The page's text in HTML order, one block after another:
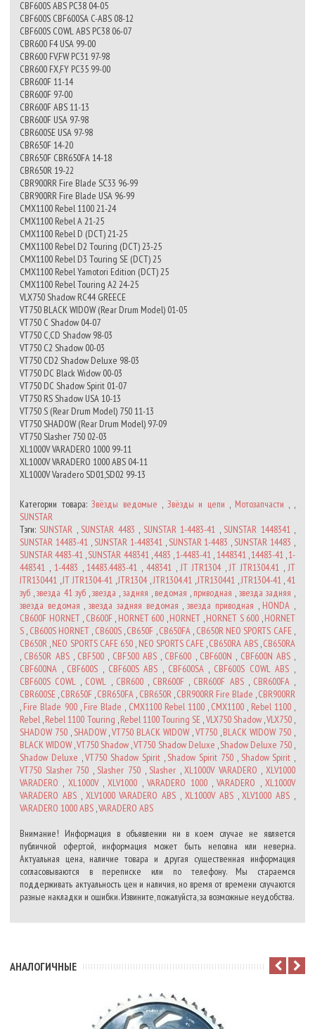
CBF600S ABS PC38 04-05
CBF600S CBF600SA C-ABS 08-12
CBF600S COWL ABS PC38 06-07
CBR600 F4 USA 99-00
CBR600 FV,FW PC31 97-98
CBR600 FX,FY PC35 99-00
CBR600F 11-14
CBR600F 97-00
CBR600F ABS 11-13
CBR600F USA 97-98
CBR600SE USA 97-98
CBR650F 14-20
CBR650F CBR650FA 14-18
CBR650R 19-22
CBR900RR Fire Blade SC33 96-99
CBR900RR Fire Blade USA 96-99
CMX1100 Rebel 1100 21-24
CMX1100 Rebel A 21-25
CMX1100 Rebel D (DCT) 21-25
CMX1100 Rebel D2 Touring (DCT) 23-25
CMX1100 Rebel D3 Touring SE (DCT) 25
CMX1100 Rebel Yamotori Edition (DCT) 25
CMX1100 Rebel Touring A2 24-25
VLX750 Shadow RC44 GREECE
VT750 BLACK WIDOW (Rear Drum Model) 01-05
VT750 C Shadow 04-07
VT750 C,CD Shadow 98-03
VT750 C2 Shadow 00-03
VT750 CD2 Shadow Deluxe 98-03
VT750 DC Black Widow 00-03
VT750 DC Shadow Spirit 01-07
VT750 RS Shadow USA 10-13
VT750 S (Rear Drum Model) 750 11-13
VT750 SHADOW (Rear Drum Model) 97-09
VT750 Slasher 750 02-03
XL1000V VARADERO 1000 99-11
XL1000V VARADERO 1000 ABS 04-11
XL1000V Varadero SD01,SD02 99-13
Категории товара:Звёзды ведомые , Звёзды и цепи , Мотозапчасти , ,
SUNSTAR
Тэги: SUNSTAR , SUNSTAR 4483 , SUNSTAR 1-4483-41 , SUNSTAR 1448341,
SUNSTAR 14483-41, SUNSTAR 1-448341, SUNSTAR 1-4483 , SUNSTAR 14483 ,
SUNSTAR 4483-41 ,SUNSTAR 448341,4483 ,1-4483-41 , 1448341,14483-41,1-
448341 , 1-4483 , 14483.4483-41 ,448341 ,JT JTR1304,JT JTR1304.41 ,JT
JTR130441 ,JT JTR1304-41 ,JTR1304,JTR1304.41,JTR130441 ,JTR1304-41,41
зуб ,звезда 41 зуб,звезда , задняя , ведомая , приводная , звезда задняя ,
звезда ведомая ,звезда задняя ведомая ,звезда приводная , HONDA ,
CB600F HORNET, CB600F, HORNET 600 ,HORNET ,HORNET S 600 ,HORNET
S , CB600S HORNET , CB600S,CB650F ,CB650FA , CB650R NEO SPORTS CAFE,
CB650R ,NEO SPORTS CAFE 650 , NEO SPORTS CAFE,CB650RA ABS,CB650RA
, CB650R ABS, CBF500 , CBF500 ABS, CBF600 , CBF600N , CBF600N ABS,
CBF600NA , CBF600S , CBF600S ABS , CBF600SA, CBF600S COWL ABS ,
CBF600S COWL , COWL , CBR600, CBR600F , CBR600F ABS, CBR600FA,
CBR600SE ,CBR650F ,CBR650FA , CBR650R,CBR900RR Fire Blade ,CBR900RR
, Fire Blade 900, Fire Blade , CMX1100 Rebel 1100, CMX1100 , Rebel 1100,
Rebel ,Rebel 1100 Touring ,Rebel 1100 Touring SE ,VLX750 Shadow,VLX750,
SHADOW 750, SHADOW,VT750 BLACK WIDOW,VT750,BLACK WIDOW 750 ,
BLACK WIDOW,VT750 Shadow ,VT750 Shadow Deluxe ,Shadow Deluxe 750,
Shadow Deluxe ,VT750 Shadow Spirit, Shadow Spirit 750, Shadow Spirit ,
VT750 Slasher 750 , Slasher 750, Slasher ,XL1000V VARADERO ,XLV1000
VARADERO , XL1000V,XLV1000 ,VARADERO 1000,VARADERO ,XL1000V
VARADERO ABS, XLV1000 VARADERO ABS , XL1000V ABS,XLV1000 ABS ,
VARADERO 1000 ABS ,VARADERO ABS
Внимание! Информация в объявлении ни в коем случае не является
публичной офертой, информация может быть неполна или неверна.
Актуальная цена, наличие товара и другая существенная информация
согласовываются в переписке или по телефону. Мы стараемся
поддерживать актуальность цен и наличия, но время от времени случаются
разные накладки и ошибки. Извините, пожалуйста, за возможные неудобства.
АНАЛОГИЧНЫЕ